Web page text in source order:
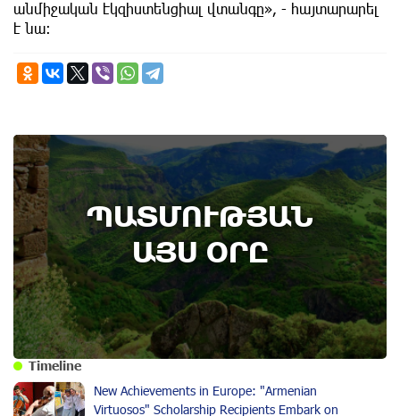
անմիջական էկզիստենցիալ վտանգը», - հայտարարել
է նա։
ՊԱՏՄՈՒԹՅԱՆ
ԱՅՍ ՕՐԸ
Timeline
New Achievements in Europe: "Armenian
Virtuosos" Scholarship Recipients Embark on